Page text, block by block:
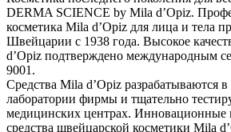
DERMA SCIENCE by Mila d’Opiz.
косметика Mila d’Opiz для лица и тела
Швейцарии с 1938 года. Высокое
d’Opiz подтверждено международным
9001.
Средства Mila d’Opiz разрабатываются в
лаборатории фирмы и тщательно
медицинских центрах. Инновационные
средства швейцарской косметики Mila